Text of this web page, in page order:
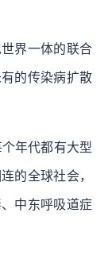
界一体的联合
的传染病扩散
年代都有大型
的全球社会，
中东呼吸道症